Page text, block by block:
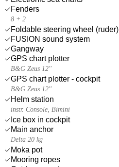
Fenders
8 + 2
Foldable steering wheel (ruder)
FUSION sound system
Gangway
GPS chart plotter
B&G Zeus 12''
GPS chart plotter - cockpit
B&G Zeus 12''
Helm station
instr. Console, Bimini
Ice box in cockpit
Main anchor
Delta 20 kg
Moka pot
Mooring ropes